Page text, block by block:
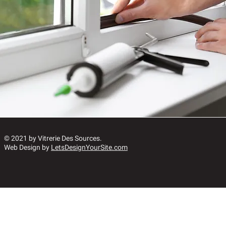
© 2021 by Vitrerie Des Sources.
Web Design by LetsDesignYourSite.com